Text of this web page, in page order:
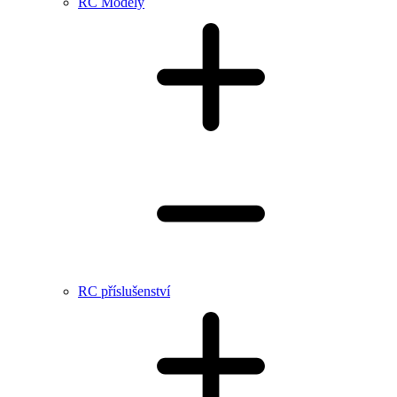
RC příslušenství